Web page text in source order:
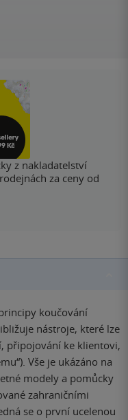
z nakladatelství
za ceny od
koučování
nástroje, které lze
připojování ke klientovi,
Vše je ukázáno na
modely a pomůcky
zahraničními
se o první ucelenou